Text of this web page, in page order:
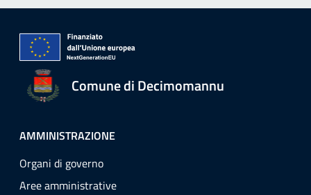
Comune di Decimomannu
AMMINISTRAZIONE
Organi di governo
Aree amministrative